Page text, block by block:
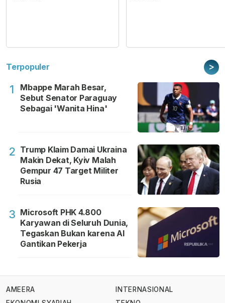
Terpopuler >
1
Mbappe Marah Besar,
Sebut Senator Paraguay
Sebagai 'Wanita Hina'
2 Trump Klaim Damai Ukraina
Makin Dekat, Kyiv Malah
Gempur 47 Target Militer
Rusia
3 Microsoft PHK 4.800
Karyawan di Seluruh Dunia,
Tegaskan Bukan karena AI
Gantikan Pekerja
AMEERA
INTERNASIONAL